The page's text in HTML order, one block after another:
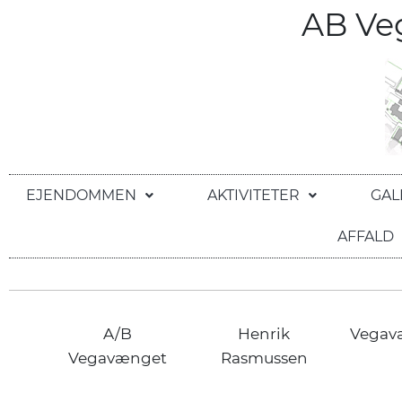
AB
EJENDOMMEN AKTIVITETER
AFFALD
A/B
Vegavænget
Henrik
Rasmussen